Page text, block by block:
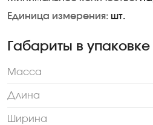
Единица измерения: шт.
Габариты в упаковке
Масса
Длина
Ширина